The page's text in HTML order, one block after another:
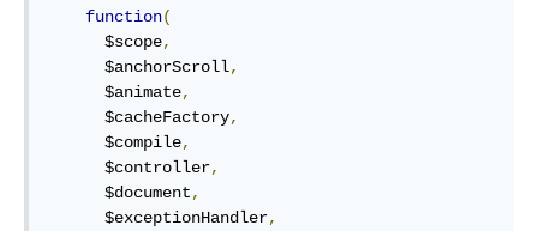
function(
      $scope
,
      $anchorScroll
,
      $animate
,
      $cacheFactory
,
      $compile
,
      $controller
,
      $document
,
      $exceptionHandler
,